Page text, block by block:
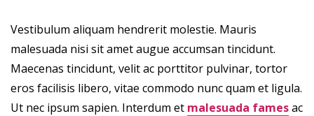
Vestibulum aliquam hendrerit molestie. Mauris
malesuada nisi sit amet augue accumsan tincidunt.
Maecenas tincidunt, velit ac porttitor pulvinar, tortor
eros facilisis libero, vitae commodo nunc quam et ligula.
Ut nec ipsum sapien. Interdum et malesuada famesac